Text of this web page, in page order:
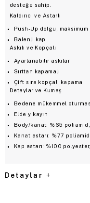
desteğe sahip.
Kaldırıcı ve Astarlı
Push-Up dolgu,
Balenli kap
Askılı ve Kopçalı
Ayarlanabilir askılar
Sırttan kapamalı
Çift sıra kopçalı kapama
Detaylar ve Kumaş
Bedene mükemmel
Elde yıkayın
Body/kanat: %65
Kanat astarı: %77
Kap astarı: %100
Detaylar